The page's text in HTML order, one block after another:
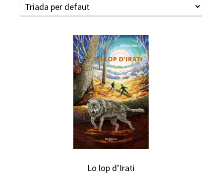
Lo lop d’Irati